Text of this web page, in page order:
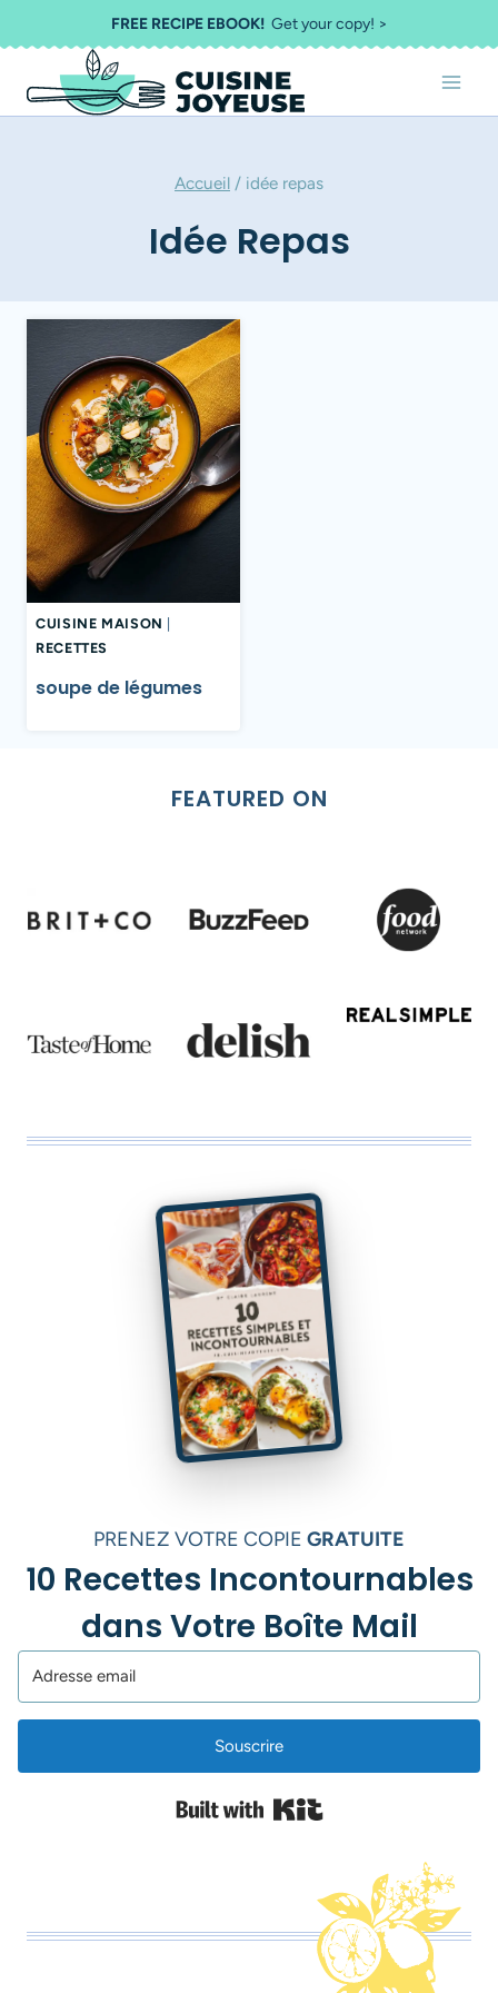
au
contenu
FREE RECIPE EBOOK!Get your copy! >
Accueil / idée repas
Idée Repas
CUISINE MAISON
RECETTES
soupe de légumes
FEATURED ON
PRENEZ VOTRE COPIE GRATUITE
10 Recettes Incontournables
dans Votre Boîte Mail
Souscrire
Built with Kit